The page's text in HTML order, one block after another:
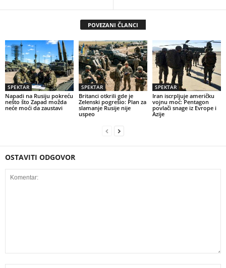
POVEZANI ČLANCI
SPEKTAR
Napadi na Rusiju pokreću
nešto što Zapad možda
neće moći da zaustavi
SPEKTAR
Britanci otkrili gde je
Zelenski pogrešio: Plan za
slamanje Rusije nije
uspeo
SPEKTAR
Iran iscrpljuje američku
vojnu moć: Pentagon
povlači snage iz Evrope i
Azije
OSTAVITI ODGOVOR